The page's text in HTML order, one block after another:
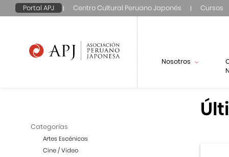
Portal APJ Centro Cultural Peruano Japonés Cursos
Nosotros
Categorías
Artes Escénicas
Cine / Video